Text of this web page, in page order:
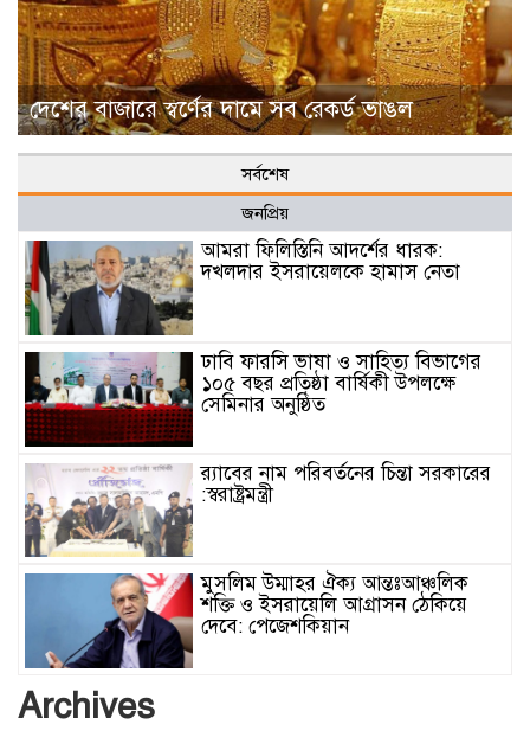
দেশের বাজারে স্বর্ণের দামে সব রেকর্ড ভাঙল
সর্বশেষ
জনপ্রিয়
আমরা ফিলিস্তিনি আদর্শের ধারক:
দখলদার ইসরায়েলকে হামাস নেতা
ঢাবি ফারসি ভাষা ও সাহিত্য বিভাগের
১০৫ বছর প্রতিষ্ঠা বার্ষিকী উপলক্ষে
সেমিনার অনুষ্ঠিত
র‌্যাবের নাম পরিবর্তনের চিন্তা সরকারের
:স্বরাষ্ট্রমন্ত্রী
মুসলিম উম্মাহর ঐক্য আন্তঃআঞ্চলিক
শক্তি ও ইসরায়েলি আগ্রাসন ঠেকিয়ে
দেবে: পেজেশকিয়ান
Archives